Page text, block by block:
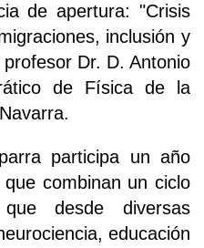
de apertura: "Crisis
inclusión y
Dr. D. Antonio
de Física de la
participa un año
combinan un ciclo
desde diversas
educación